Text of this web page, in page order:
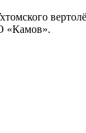
«Камов».